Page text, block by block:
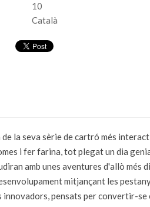
10
Català
la seva sèrie de cartró més
i fer farina, tot plegat un dia
amb unes aventures d'allò
mitjançant les
pensats per convertir-se